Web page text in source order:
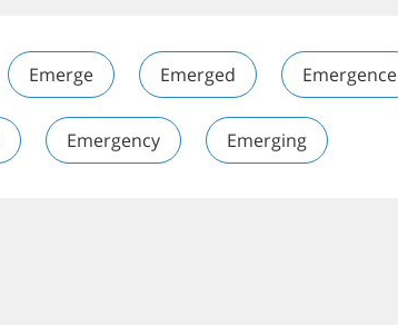
Emerge Emerged Emergence
Emergency Emerging